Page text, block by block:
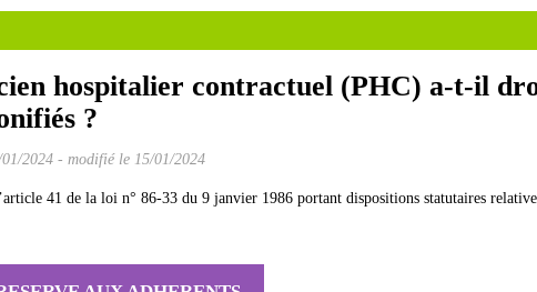
hospitalier contractuel (PHC) a-t-il
?
01/2024 - modifié le 15/01/2024
41 de la loi n° 86-33 du 9 janvier 1986 portant dispositions statutaires